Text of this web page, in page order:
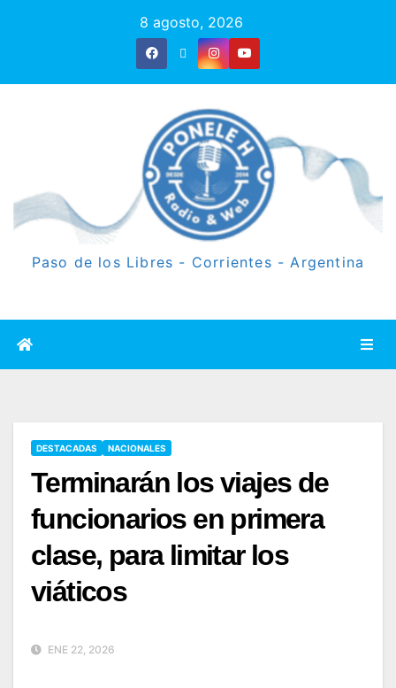
8 agosto, 2026
Paso de los Libres - Corrientes - Argentina
DESTACADAS NACIONALES
Terminarán los viajes de
funcionarios en primera
clase, para limitar los
viáticos
ENE 22, 2026